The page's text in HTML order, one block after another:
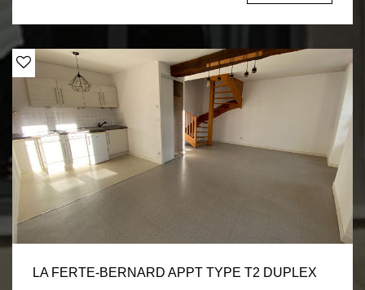
annuelles : 2136 € (dont 1580 € de charges locatives).
Actuellement loué 360 € + 200 € charges (chauffage
LA FERTE-BERNARD APPT TYPE T2 DUPLEX